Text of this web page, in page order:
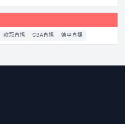
欧冠直播 CBA直播 德甲直播